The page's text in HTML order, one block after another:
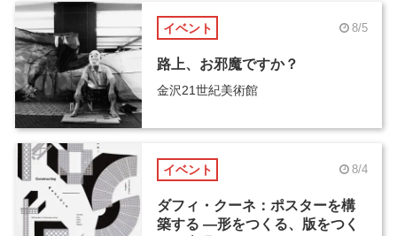
イベント 8/5
路上、お邪魔ですか？
金沢21世紀美術館
イベント 8/4
ダフィ・クーネ：ポスターを構
築する ―形をつくる、版をつく